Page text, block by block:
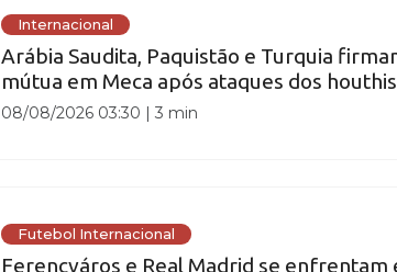
Internacional
Arábia Saudita, Paquistão e Turquia
mútua em Meca após ataques dos houthis
08/08/2026 03:30 |3 min
Futebol Internacional
Ferencváros e Real Madrid se enfrentam